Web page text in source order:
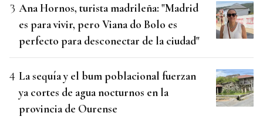
Ana Hornos, turista madrileña: "Madrid
es para vivir, pero Viana do Bolo es
perfecto para desconectar de la ciudad"
La sequía y el bum poblacional fuerzan
ya cortes de agua nocturnos en la
provincia de Ourense